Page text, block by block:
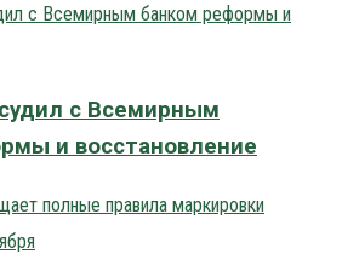
с Всемирным
и восстановление